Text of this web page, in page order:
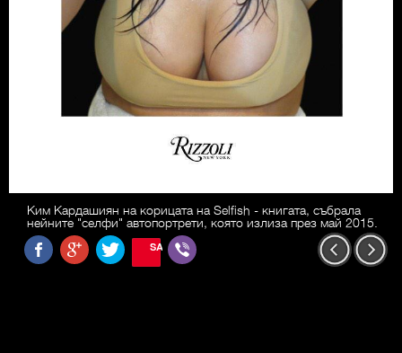
Ким Кардашиян на корицата на Selfish - книгата, събрала
нейните "селфи" автопортрети, която излиза през май 2015.
SAVE